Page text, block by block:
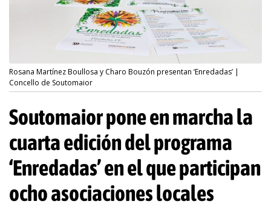
Rosana Martínez Boullosa y Charo Bouzón presentan ‘Enredadas’ |
Concello de Soutomaior
Soutomaior pone en marcha la
cuarta edición del programa
‘Enredadas’ en el que participan
ocho asociaciones locales